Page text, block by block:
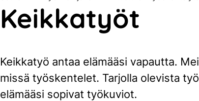
Keikkatyöt
Keikkatyö antaa elämääsi vapautta.
missä työskentelet. Tarjolla olevista
elämääsi sopivat työkuviot.